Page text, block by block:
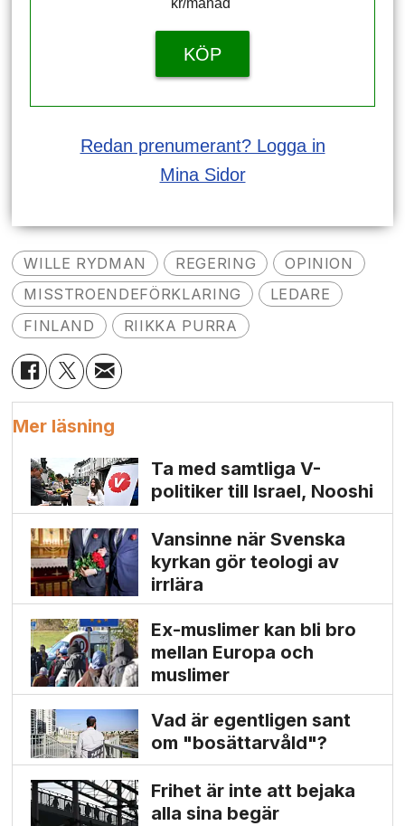
kr/månad ​​​​​​
KÖP
Redan prenumerant? Logga in
Mina Sidor
WILLE RYDMAN REGERING
OPINION
MISSTROENDEFÖRKLARING
LEDARE
FINLAND
RIIKKA PURRA
Mer läsning
Ta med samtliga V-
politiker till Israel, Nooshi
Vansinne när Svenska
kyrkan gör teologi av
irrlära
Ex-muslimer kan bli bro
mellan Europa och
muslimer
Vad är egentligen sant
om "bosättarvåld"?
Frihet är inte att bejaka
alla sina begär